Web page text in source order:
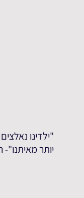
"ילדינו
יותר מאיתנו"- רמי